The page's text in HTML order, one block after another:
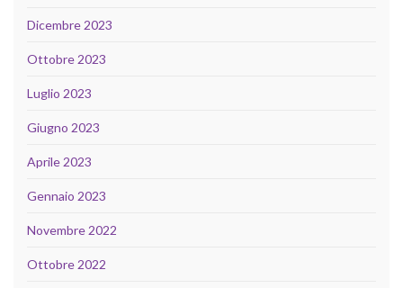
Dicembre 2023
Ottobre 2023
Luglio 2023
Giugno 2023
Aprile 2023
Gennaio 2023
Novembre 2022
Ottobre 2022